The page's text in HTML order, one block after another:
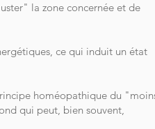
la zone concernée et de
ce qui induit un état
homéopathique du
qui peut, bien souvent,